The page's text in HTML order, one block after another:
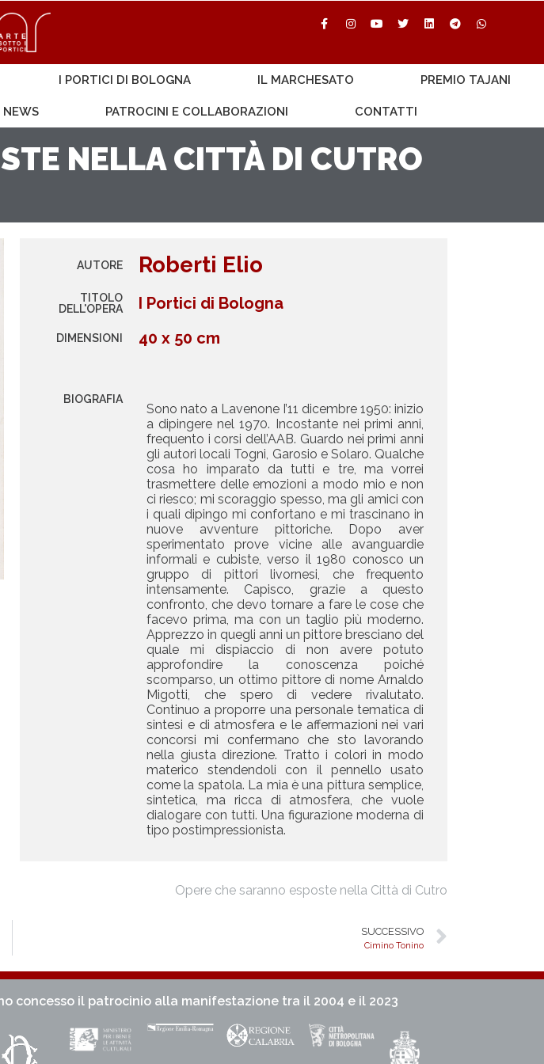
I PORTICI DI BOLOGNA IL MARCHESATO PREMIO TAJANI
NEWS PATROCINI E COLLABORAZIONI CONTATTI
NELLA CITTÀ DI CUTRO
AUTORE Roberti Elio
TITOLO
DELL'OPERA
I Portici di Bologna
DIMENSIONI 40 x 50 cm
BIOGRAFIA
Sono nato a Lavenone I’11 dicembre 1950: inizio
a dipingere nel 1970. Incostante nei primi anni,
frequento i corsi dell’AAB. Guardo nei primi anni
gli autori locali Togni, Garosio e Solaro. Qualche
cosa ho imparato da tutti e tre, ma vorrei
trasmettere delle emozioni a modo mio e non
ci riesco; mi scoraggio spesso, ma gli amici con
i quali dipingo mi confortano e mi trascinano in
nuove avventure pittoriche. Dopo aver
sperimentato prove vicine alle avanguardie
informali e cubiste, verso il 1980 conosco un
gruppo di pittori livornesi, che frequento
intensamente. Capisco, grazie a questo
confronto, che devo tornare a fare le cose che
facevo prima, ma con un taglio più moderno.
Apprezzo in quegli anni un pittore bresciano del
quale mi dispiaccio di non avere potuto
approfondire la conoscenza poiché
scomparso, un ottimo pittore di nome Arnaldo
Migotti, che spero di vedere rivalutato.
Continuo a proporre una personale tematica di
sintesi e di atmosfera e le affermazioni nei vari
concorsi mi confermano che sto lavorando
nella giusta direzione. Tratto i colori in modo
materico stendendoli con il pennello usato
come la spatola. La mia è una pittura semplice,
sintetica, ma ricca di atmosfera, che vuole
dialogare con tutti. Una figurazione moderna di
tipo postimpressionista.
Opere che saranno esposte nella Città di Cutro
SUCCESSIVO
Cimino Tonino
concesso il patrocinio alla manifestazione tra il 2004 e il 2023